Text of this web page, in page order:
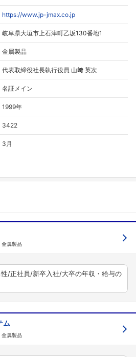
https://www.jp-jmax.co.jp
岐阜県大垣市上石津町乙坂130番地1
金属製品
代表取締役社長執行役員 山﨑 英次
名証メイン
1999年
3422
3月
金属製品
/正社員/新卒入社/大卒の年収・給与の
ム
金属製品